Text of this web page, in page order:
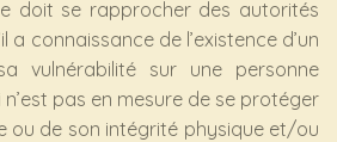
doit se rapprocher des autorités
a connaissance de l’existence d’un
vulnérabilité sur une personne
pas en mesure de se protéger
ou de son intégrité physique et/ou